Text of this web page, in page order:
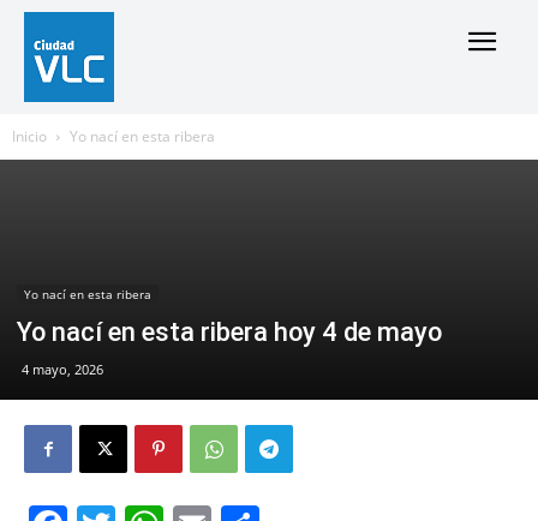
Inicio Yo nací en esta ribera
Yo nací en esta ribera
Yo nací en esta ribera hoy 4 de mayo
4 mayo, 2026